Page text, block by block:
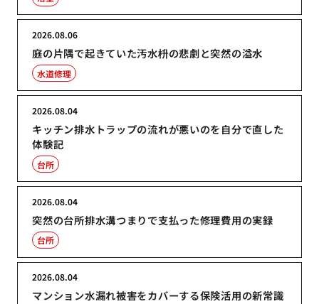
庭の片隅で起きていた汚水枡の悲劇と突然の溢水
2026.08.06
水道修理
キッチン排水トラップの流れが悪いのを自分で直した
体験記
2026.08.04
台所
突然の台所排水溝つまりで支払った修理費用の実録
2026.08.04
台所
マンション水漏れ被害をカバーする保険活用の新常識
2026.08.04